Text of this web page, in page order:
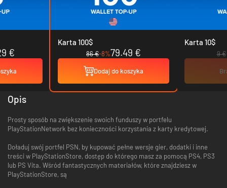
€
Karta 100$
86 €-8%79.49 €
Dodaj do koszyka
Karta 10$
9 €
Opis
Prosty sposób na zwiększenie swoich funduszy w portfelu
PlayStationNetwork bez konieczności korzystania z karty kredytowej.
Doładuj swój portfel PSN, by kupować pełne wersje gier, dodatki i inne
treści w PlayStationStore, dostęp do którego masz za pomocą PS4, PS3
lub PS Vita. Wśród fantastycznych materiałów, które znajdziesz w
PlayStationStore, są